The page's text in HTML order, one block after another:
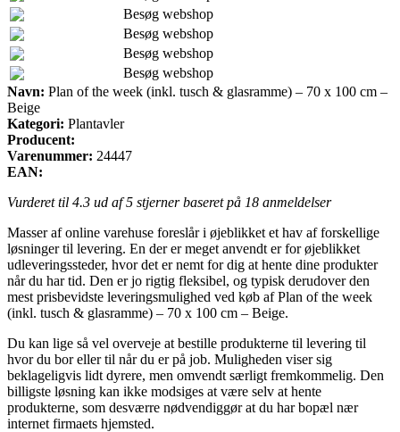
Besøg webshop
Besøg webshop
Besøg webshop
Besøg webshop
Navn: Plan of the week (inkl. tusch & glasramme) – 70 x 100 cm –
Beige
Kategori: Plantavler
Producent:
Varenummer: 24447
EAN:
Vurderet til 4.3 ud af 5 stjerner baseret på 18 anmeldelser
Masser af online varehuse foreslår i øjeblikket et hav af forskellige
løsninger til levering. En der er meget anvendt er for øjeblikket
udleveringssteder, hvor det er nemt for dig at hente dine produkter
når du har tid. Den er jo rigtig fleksibel, og typisk derudover den
mest prisbevidste leveringsmulighed ved køb af Plan of the week
(inkl. tusch & glasramme) – 70 x 100 cm – Beige.
Du kan lige så vel overveje at bestille produkterne til levering til
hvor du bor eller til når du er på job. Muligheden viser sig
beklageligvis lidt dyrere, men omvendt særligt fremkommelig. Den
billigste løsning kan ikke modsiges at være selv at hente
produkterne, som desværre nødvendiggør at du har bopæl nær
internet firmaets hjemsted.